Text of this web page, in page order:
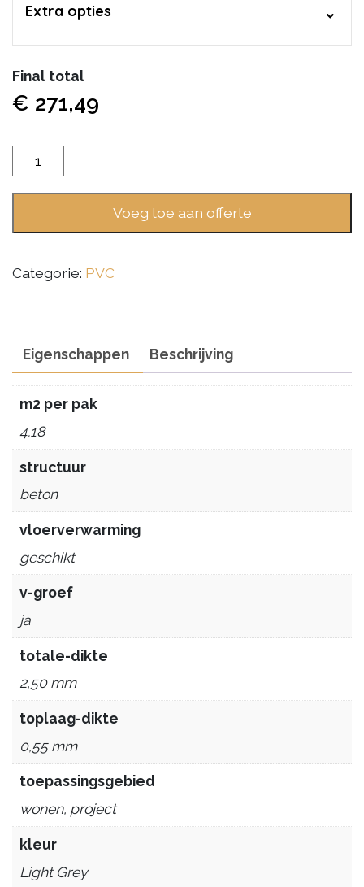
Extra opties
Final total
€ 271,49
Ambiant
Vtwonen
Composite
Voeg toe aan offerte
Categorie: PVC
Eigenschappen Beschrijving
m2 per pak
4.18
structuur
beton
vloerverwarming
geschikt
v-groef
ja
totale-dikte
2,50 mm
toplaag-dikte
0,55 mm
toepassingsgebied
wonen, project
kleur
Light Grey